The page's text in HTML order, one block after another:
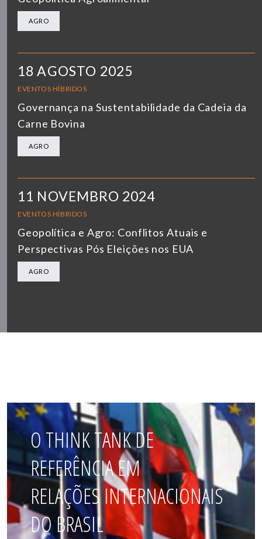
AGRO
18 AGOSTO 2025
EVENTOS HÍBRIDOS
Governança na Sustentabilidade da Cadeia da
Carne Bovina
AGRO
11 NOVEMBRO 2024
EVENTOS HÍBRIDOS
Geopolítica e Agro: Conflitos Atuais e
Perspectivas Pós Eleições nos EUA
AGRO
O THINK TANK DE
REFERÊNCIA EM
RELAÇÕES INTERNACIONAIS
DO BRASIL